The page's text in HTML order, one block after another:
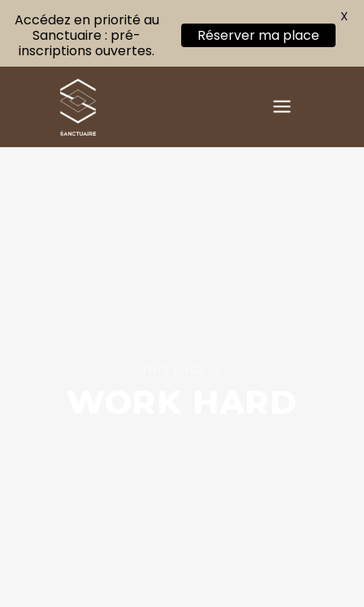
Accédez en priorité au
Sanctuaire : pré-
inscriptions ouvertes.
Réserver ma place
X